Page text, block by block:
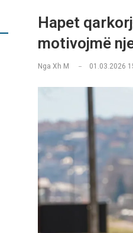
Hapet
motivojmë
Nga Xh M 01.03.2026